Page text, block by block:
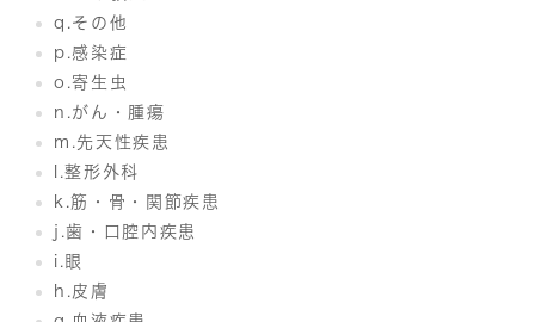
q.その他
p.感染症
o.寄生虫
n.がん・腫瘍
m.先天性疾患
l.整形外科
k.筋・骨・関節疾患
j.歯・口腔内疾患
i.眼
h.皮膚